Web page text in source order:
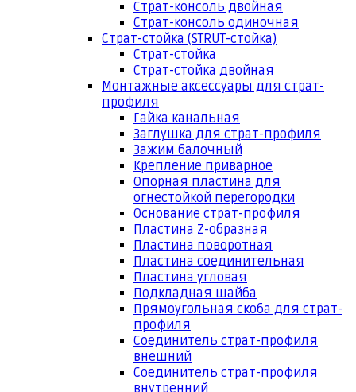
Страт-консоль двойная
Страт-консоль одиночная
Страт-стойка (STRUT-стойка)
Страт-стойка
Страт-стойка двойная
Монтажные аксессуары для страт-
профиля
Гайка канальная
Заглушка для страт-профиля
Зажим балочный
Крепление приварное
Опорная пластина для
огнестойкой перегородки
Основание страт-профиля
Пластина Z-образная
Пластина поворотная
Пластина соединительная
Пластина угловая
Подкладная шайба
Прямоугольная скоба для страт-
профиля
Соединитель страт-профиля
внешний
Соединитель страт-профиля
внутренний